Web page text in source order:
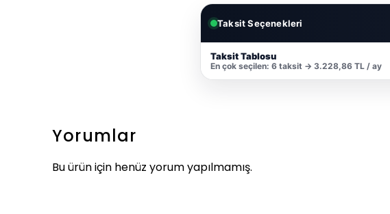
Taksit Seçenekleri
Taksit Tablosu
En çok seçilen: 6 taksit → 3.228,86 TL / ay
Yorumlar
Bu ürün için henüz yorum yapılmamış.